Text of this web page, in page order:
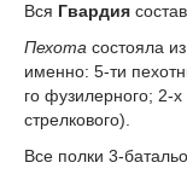
Вся Гвардия
Пехота состояла
именно: 5-ти
го фузилерного; 2-
стрелкового).
Все полки 3-